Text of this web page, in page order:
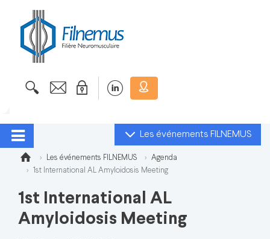
Les événements FILNEMUS
Les événements FILNEMUS
Agenda
1st International AL Amyloidosis Meeting
1st International AL
Amyloidosis Meeting